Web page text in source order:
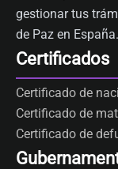
gestionar tus
de Paz en España.
Certificados
Certificado de
Certificado de
Certificado de